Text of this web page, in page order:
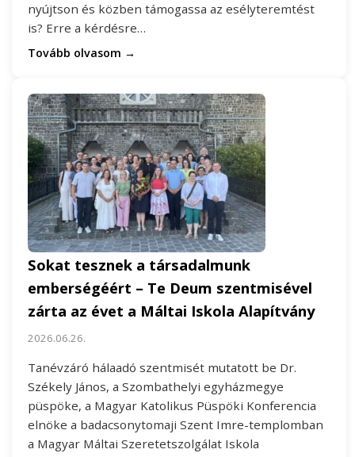
nyújtson és közben támogassa az esélyteremtést
is? Erre a kérdésre…
Tovább olvasom →
Sokat tesznek a társadalmunk
emberségéért – Te Deum szentmisével
zárta az évet a Máltai Iskola Alapítvány
2026.06.26.
Tanévzáró hálaadó szentmisét mutatott be Dr.
Székely János, a Szombathelyi egyházmegye
püspöke, a Magyar Katolikus Püspöki Konferencia
elnöke a badacsonytomaji Szent Imre-templomban
a Magyar Máltai Szeretetszolgálat Iskola